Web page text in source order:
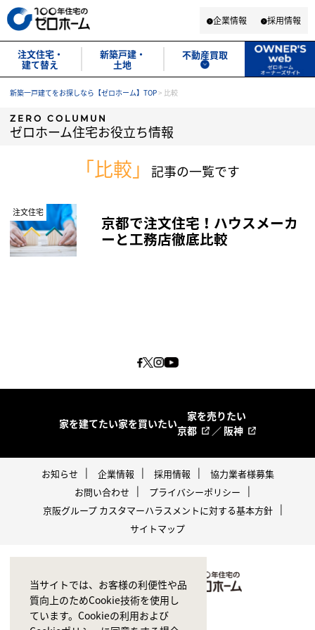
企業情報 採用情報
注文住宅・
建て替え
新築戸建・
土地
不動産買取
新築一戸建てをお探しなら【ゼロホーム】TOP> 比較
ZERO COLUMUN
ゼロホーム住宅お役立ち情報
「比較」 記事の一覧です
注文住宅 京都で注文住宅！ハウスメーカ
ーと工務店徹底比較
家を建てたい家を買いたい
家を売りたい
京都
／ 阪神
お知らせ 企業情報 採用情報
協力業者様募集
お問い合わせ
プライバシーポリシー
京阪グループ カスタマーハラスメントに対する基本方針
サイトマップ
当サイトでは、お客様の利便性や品
質向上のためCookie技術を使用し
ています。Cookieの利用および